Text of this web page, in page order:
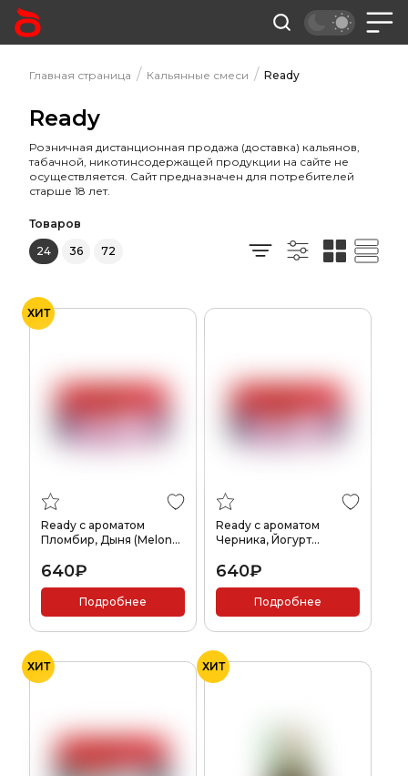
Главная страница / Кальянные смеси / Ready
Ready
Розничная дистанционная продажа (доставка) кальянов,
табачной, никотинсодержащей продукции на сайте не
осуществляется. Сайт предназначен для потребителей
старше 18 лет.
Товаров
24
36 72
ХИТ
Ready с ароматом
Пломбир, Дыня (Melon
640₽
Подробнее
Ready с ароматом
Черника, Йогурт
640₽
Подробнее
ХИТ ХИТ